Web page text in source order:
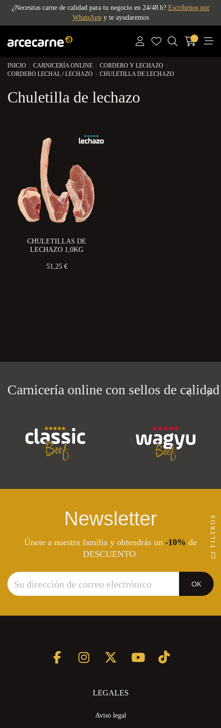
¿Necesitas carne de calidad para tu negocio en 24/48 h? Escríbenos por
WhatsAppy te ayudaremos
0
INICIO CARNICERÍA ONLINE
CORDERO Y LECHAZO
CORDERO LECHAL / LECHAZO
CHULETILLA DE LECHAZO
Chuletilla de lechazo
CHULETILLAS DE
LECHAZO 1,0KG
51,25 €
Carnicería online con sellos de calidad
Newsletter
Únete a nuestra familia y obtendrás un -10% de
DESCUENTO
LEGALES
Aviso legal
FILTROS